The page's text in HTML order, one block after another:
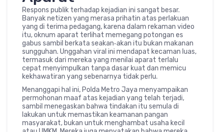
Respons publik terhadap kejadian ini sangat besar.
Banyak netizen yang merasa prihatin atas perlakuan
yang di terima pedagang, karena dalam rekaman video
itu, oknum aparat terlihat memegang potongan es
gabus sambil berkata seakan‑akan itu bukan makanan
sungguhan. Unggahan viral ini mendapat kecaman luas,
termasuk dari mereka yang menilai aparat terlalu
cepat menyimpulkan tanpa dasar kuat dan memicu
kekhawatiran yang sebenarnya tidak perlu.
Menanggapi hal ini, Polda Metro Jaya menyampaikan
permohonan maaf atas kejadian yang telah terjadi,
sambil menegaskan bahwa tindakan itu semula di
lakukan untuk memastikan keamanan pangan
masyarakat, bukan untuk menghambat usaha kecil